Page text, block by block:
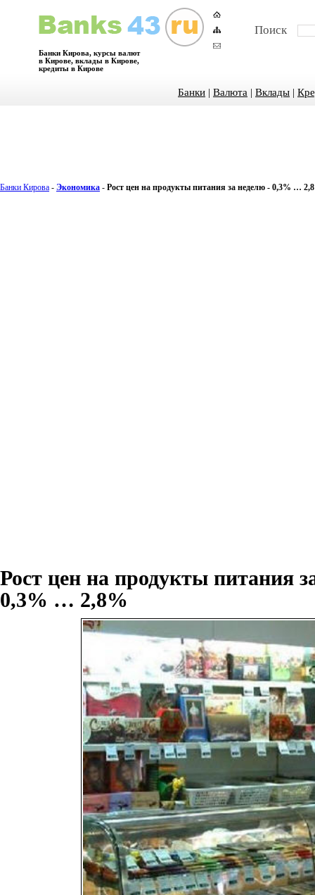
Банки Кирова, курсы валют
в Кирове, вклады в Кирове,
кредиты в Кирове
Поиск
Банки | Валюта | Вклады |
Банки Кирова - Экономика - Рост цен на продукты питания за неделю - 0,3% …
Рост цен на продукты питания
0,3% … 2,8%